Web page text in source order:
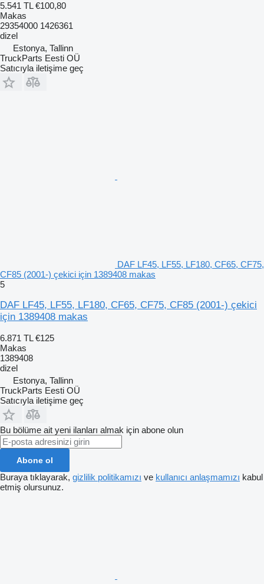
5.541 TL €100,80
Makas
29354000 1426361
dizel
Estonya, Tallinn
TruckParts Eesti OÜ
Satıcıyla iletişime geç
DAF LF45, LF55, LF180, CF65, CF75,
CF85 (2001-) çekici için 1389408 makas
5
DAF LF45, LF55, LF180, CF65, CF75, CF85 (2001-) çekici
için 1389408 makas
6.871 TL €125
Makas
1389408
dizel
Estonya, Tallinn
TruckParts Eesti OÜ
Satıcıyla iletişime geç
Bu bölüme ait yeni ilanları almak için abone olun
Abone ol
Buraya tıklayarak, gizlilik politikamızı ve kullanıcı anlaşmamızı kabul
etmiş olursunuz.